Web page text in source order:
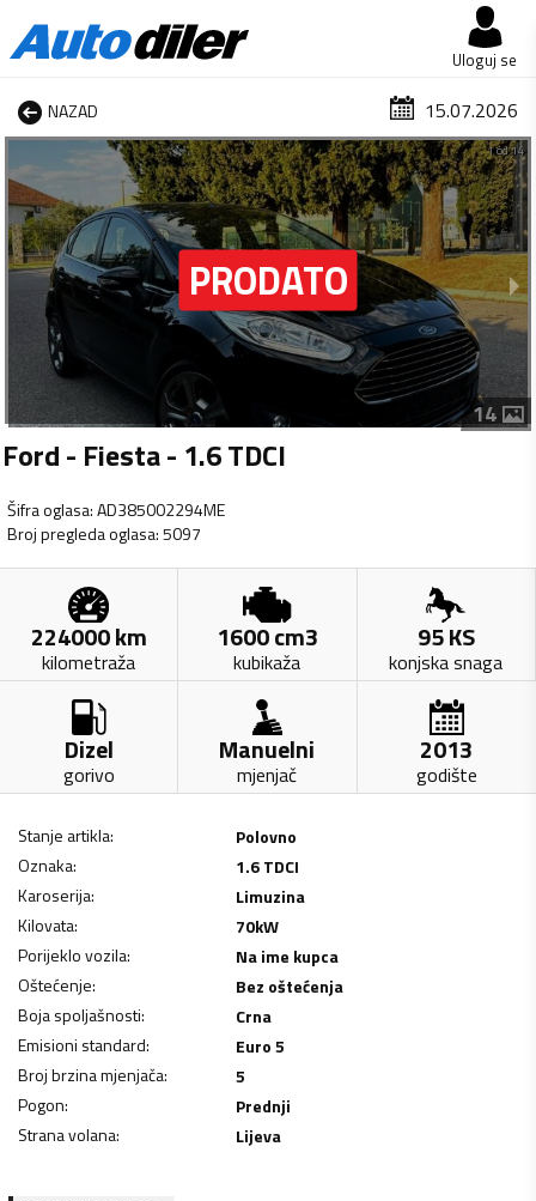
Uloguj se
NAZAD 15.07.2026
1 od 14
14
Ford - Fiesta - 1.6 TDCI
Šifra oglasa:AD385002294ME
Broj pregleda oglasa:5097
224000km
kilometraža
1600cm3
kubikaža
95KS
konjska snaga
Dizel
gorivo
Manuelni
mjenjač
2013
godište
Stanje artikla:
Polovno
Oznaka:
1.6 TDCI
Karoserija:
Limuzina
Kilovata: 70kW
Porijeklo vozila:
Na ime kupca
Oštećenje:
Bez oštećenja
Boja spoljašnosti:
Crna
Emisioni standard:
Euro 5
Broj brzina mjenjača:
5
Pogon:
Prednji
Strana volana: Lijeva